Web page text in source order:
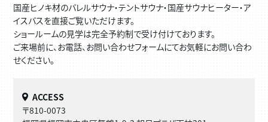
国産ヒノキ材のバレルサウナ・テントサウナ・国産サウナヒーター・ア
イスバスを直接ご覧いただけます。
ショールームの見学は完全予約制で受け付けております。
ご来場前に、お電話、お問い合わせフォームにてお気軽にお問い合わ
せください。
ACCESS
〒810-0073